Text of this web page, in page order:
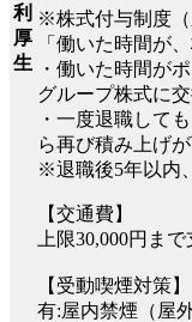
利
厚
生
※株式付与制度（
「働いた時間が
・働いた時間が
グループ株式に
・一度退職して
ら再び積み上げ
※退職後5年以内
【交通費】
上限30,000円ま
【受動喫煙対策】
有:屋内禁煙（屋